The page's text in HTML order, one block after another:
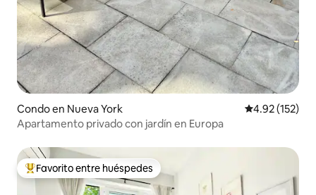
Condo en Nueva York Calificación
4.92 (152)
Apartamento privado con jardín en Europa
Favorito entre huéspedes preferido
Favorito entre huéspedes